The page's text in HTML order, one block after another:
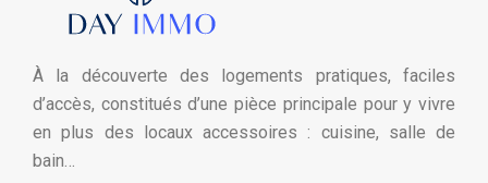
À la découverte des logements pratiques, faciles
d’accès, constitués d’une pièce principale pour y vivre
en plus des locaux accessoires : cuisine, salle de
bain…